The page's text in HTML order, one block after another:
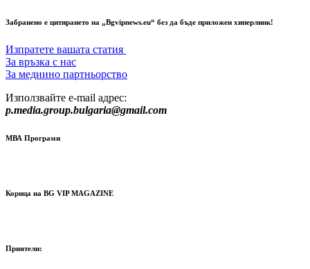
Забранено е цитирането на „Bgvipnews.eu“ без да бъде приложен хиперлинк!
Изпратете вашата статия
За връзка с нас
За медиино партньорство
Използвайте e-mail адрес:
p.media.group.bulgaria@gmail.com
МВА Програми
Корица на BG VIP MAGAZINE
Приятели: